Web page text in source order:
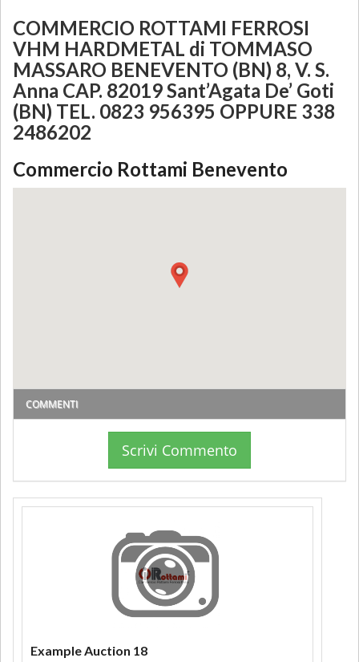
COMMERCIO ROTTAMI FERROSI
VHM HARDMETAL di TOMMASO
MASSARO BENEVENTO (BN) 8, V. S.
Anna CAP. 82019 Sant’Agata De’ Goti
(BN) TEL. 0823 956395 OPPURE 338
2486202
Commercio Rottami Benevento
COMMENTI
Scrivi Commento
Example Auction 18